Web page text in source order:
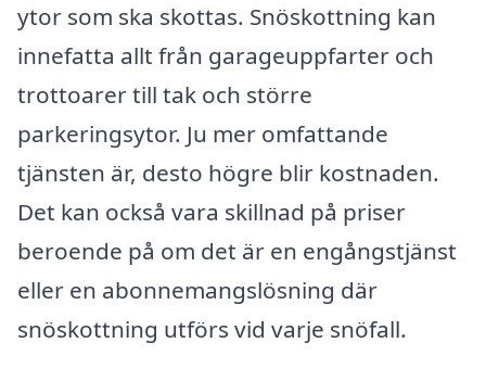
ytor som ska skottas. Snöskottning kan
innefatta allt från garageuppfarter och
trottoarer till tak och större
parkeringsytor. Ju mer omfattande
tjänsten är, desto högre blir kostnaden.
Det kan också vara skillnad på priser
beroende på om det är en engångstjänst
eller en abonnemangslösning där
snöskottning utförs vid varje snöfall.